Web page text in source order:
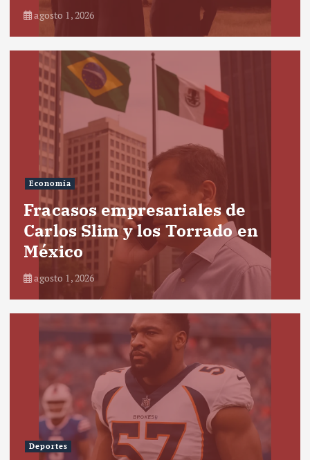
agosto 1, 2026
Economía
Fracasos empresariales de
Carlos Slim y los Torrado en
México
agosto 1, 2026
Deportes